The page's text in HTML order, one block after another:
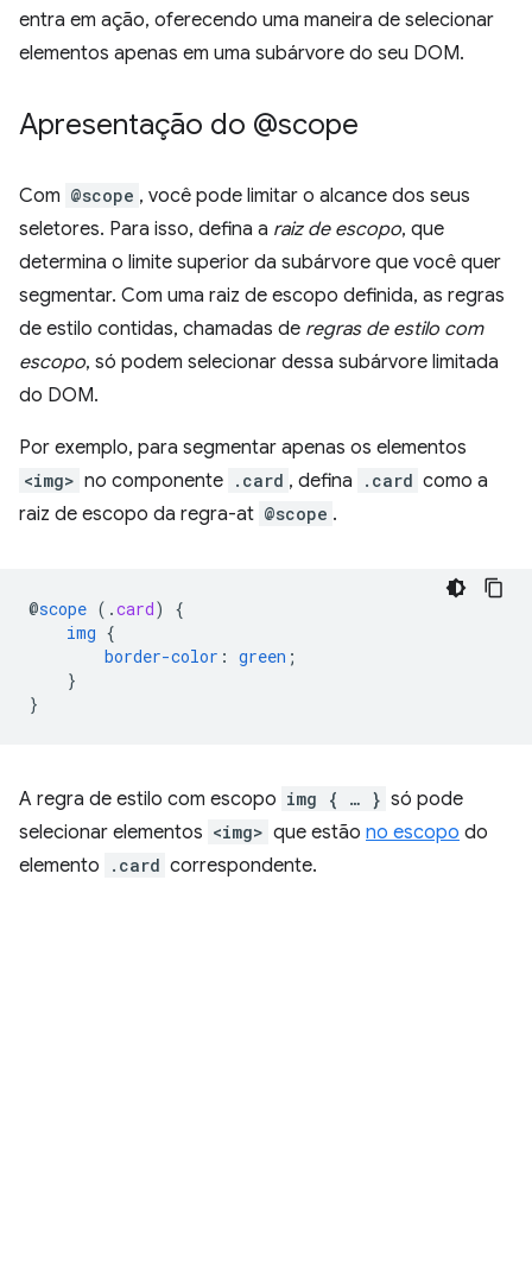
entra em ação, oferecendo uma maneira de selecionar
elementos apenas em uma subárvore do seu DOM.
Apresentação do @scope
Com @scope , você pode limitar o alcance dos seus
seletores. Para isso, defina a raiz de escopo, que
determina o limite superior da subárvore que você quer
segmentar. Com uma raiz de escopo definida, as regras
de estilo contidas, chamadas de regras de estilo com
escopo, só podem selecionar dessa subárvore limitada
do DOM.
Por exemplo, para segmentar apenas os elementos
<img> no componente .card , defina .card como a
raiz de escopo da regra-at @scope .
@scope ( .card)
{
img {
border-color : green ;
}
}
A regra de estilo com escopo img { … } só pode
selecionar elementos <img> que estão no escopo do
elemento
.card correspondente.